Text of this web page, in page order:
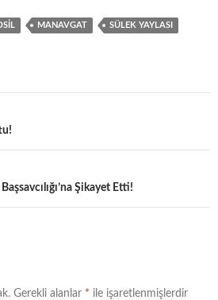
MANAVGAT SÜLEK YAYLASI
Şikayet Etti!
Gerekli alanlar * ile işaretlenmişlerdir